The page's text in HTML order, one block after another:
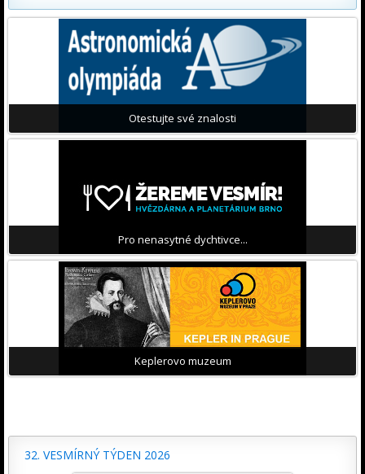
Otestujte své znalosti
Pro nenasytné dychtivce...
Keplerovo muzeum
32. VESMÍRNÝ TÝDEN 2026